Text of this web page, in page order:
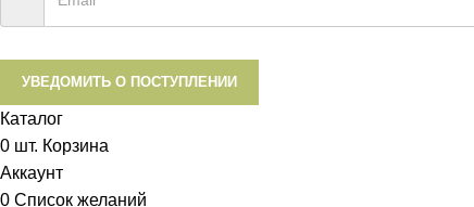
УВЕДОМИТЬ О ПОСТУПЛЕНИИ
Каталог
0 шт. Корзина
Аккаунт
0 Список желаний